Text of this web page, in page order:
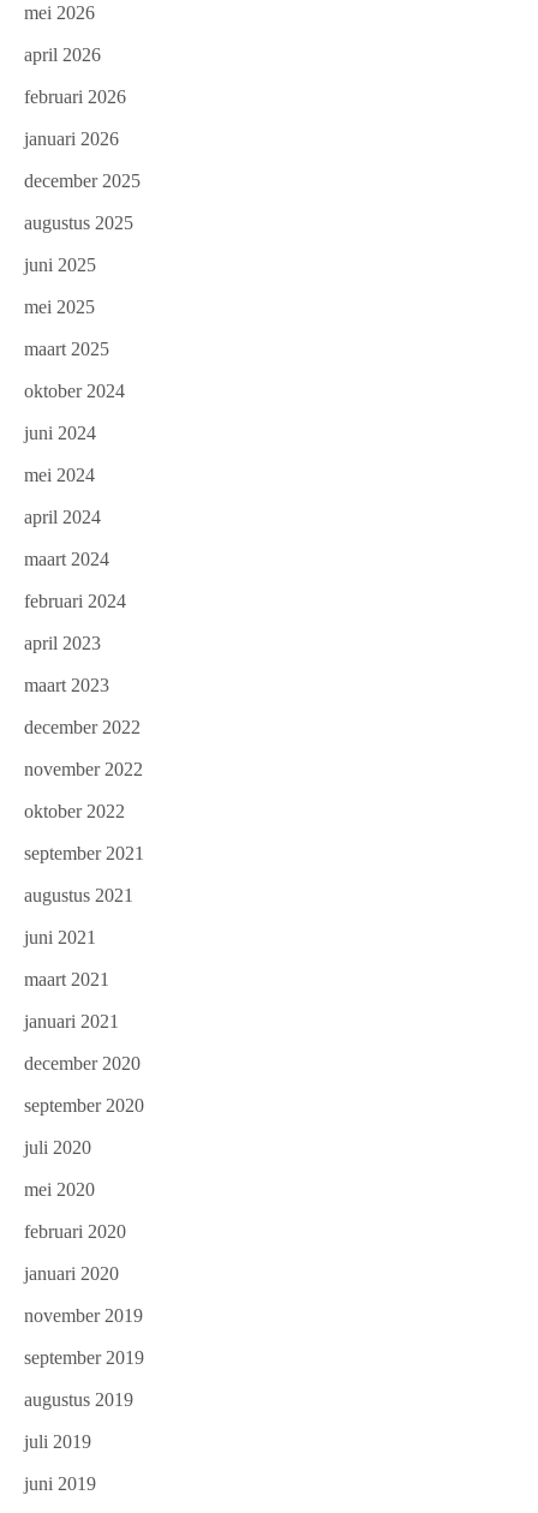
mei 2026
april 2026
februari 2026
januari 2026
december 2025
augustus 2025
juni 2025
mei 2025
maart 2025
oktober 2024
juni 2024
mei 2024
april 2024
maart 2024
februari 2024
april 2023
maart 2023
december 2022
november 2022
oktober 2022
september 2021
augustus 2021
juni 2021
maart 2021
januari 2021
december 2020
september 2020
juli 2020
mei 2020
februari 2020
januari 2020
november 2019
september 2019
augustus 2019
juli 2019
juni 2019